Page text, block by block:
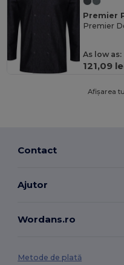
Premier
Premier
As low as:
121,09
Afișarea
Contact
Ajutor
Wordans.ro
Metode de plată